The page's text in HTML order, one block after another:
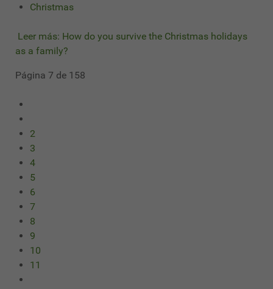
Christmas
Leer más: How do you survive the Christmas holidays
as a family?
Página 7 de 158
2
3
4
5
6
7
8
9
10
11